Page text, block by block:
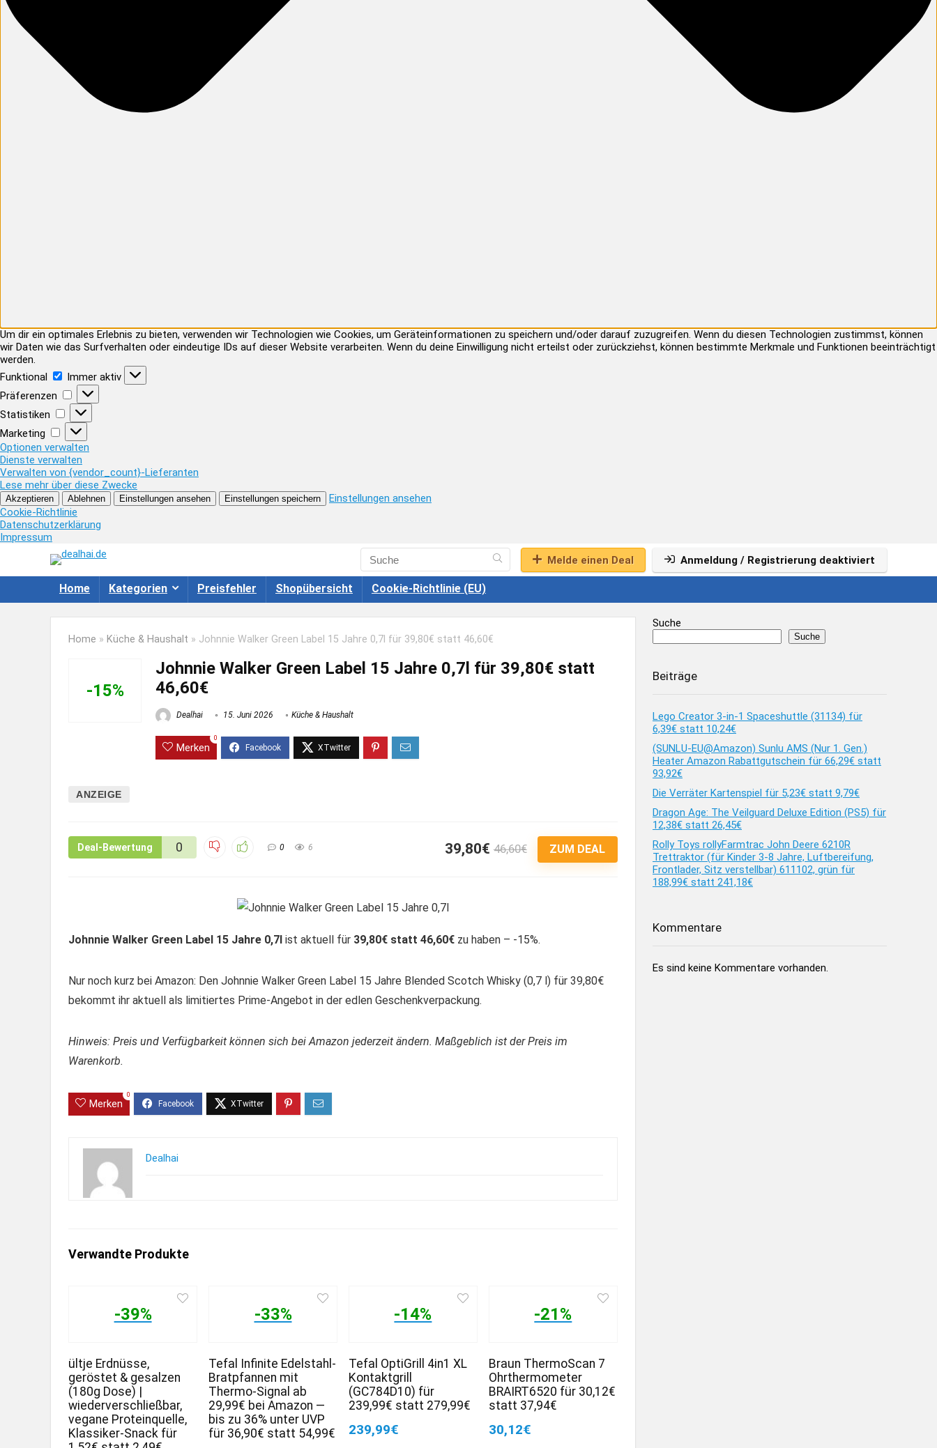
Um dir ein optimales Erlebnis zu bieten, verwenden wir Technologien wie Cookies, um Geräteinformationen zu speichern und/oder darauf zuzugreifen. Wenn du diesen Technologien zustimmst, können
wir Daten wie das Surfverhalten oder eindeutige IDs auf dieser Website verarbeiten. Wenn du deine Einwilligung nicht erteilst oder zurückziehst, können bestimmte Merkmale und Funktionen beeinträchtigt
werden.
Funktional
Funktional
Immer aktiv
Präferenzen
Präferenzen
Statistiken
Statistiken
Marketing
Marketing
Optionen verwalten
Dienste verwalten
Verwalten von {vendor_count}-Lieferanten
Lese mehr über diese Zwecke
Akzeptieren Ablehnen Einstellungen ansehen Einstellungen speichern
Einstellungen ansehen
Cookie-Richtlinie
Datenschutzerklärung
Impressum
Melde einen Deal
Anmeldung / Registrierung deaktiviert
Home Kategorien Preisfehler Shopübersicht Cookie-Richtlinie (EU)
Home » Küche & Haushalt » Johnnie Walker Green Label 15 Jahre 0,7l für 39,80€ statt 46,60€
-15%
Johnnie Walker Green Label 15 Jahre 0,7l für 39,80€ statt
46,60€
Dealhai 15. Juni 2026 Küche & Haushalt
Merken
0
ANZEIGE
Deal-Bewertung 0 0 6 39,80€ 46,60€ ZUM DEAL
Johnnie Walker Green Label 15 Jahre 0,7l ist aktuell für 39,80€ statt 46,60€ zu haben – -15%.
Nur noch kurz bei Amazon: Den Johnnie Walker Green Label 15 Jahre Blended Scotch Whisky (0,7 l) für 39,80€
bekommt ihr aktuell als limitiertes Prime-Angebot in der edlen Geschenkverpackung.
Hinweis: Preis und Verfügbarkeit können sich bei Amazon jederzeit ändern. Maßgeblich ist der Preis im
Warenkorb.
Merken
0
Dealhai
Verwandte Produkte
-39%
ültje Erdnüsse,
geröstet & gesalzen
(180g Dose) |
wiederverschließbar,
vegane Proteinquelle,
Klassiker-Snack für
-33%
Tefal Infinite Edelstahl-
Bratpfannen mit
Thermo-Signal ab
29,99€ bei Amazon —
bis zu 36% unter UVP
für 36,90€ statt 54,99€
-14%
Tefal OptiGrill 4in1 XL
Kontaktgrill
(GC784D10) für
239,99€ statt 279,99€
239,99€
-21%
Braun ThermoScan 7
Ohrthermometer
BRAIRT6520 für 30,12€
statt 37,94€
30,12€
Suche
Suche
Beiträge
Lego Creator 3-in-1 Spaceshuttle (31134) für
6,39€ statt 10,24€
(SUNLU-EU@Amazon) Sunlu AMS (Nur 1. Gen.)
Heater Amazon Rabattgutschein für 66,29€ statt
93,92€
Die Verräter Kartenspiel für 5,23€ statt 9,79€
Dragon Age: The Veilguard Deluxe Edition (PS5) für
12,38€ statt 26,45€
Rolly Toys rollyFarmtrac John Deere 6210R
Trettraktor (für Kinder 3-8 Jahre, Luftbereifung,
Frontlader, Sitz verstellbar) 611102, grün für
188,99€ statt 241,18€
Kommentare
Es sind keine Kommentare vorhanden.